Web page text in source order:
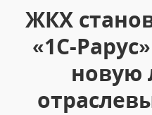
ЖКХ
«1С-
новую